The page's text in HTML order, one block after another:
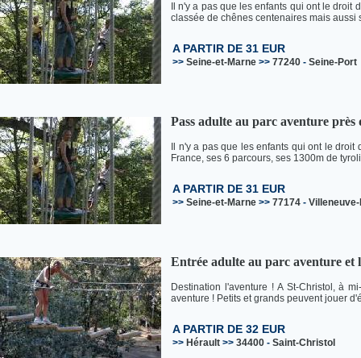
Il n'y a pas que les enfants qui ont le
classée de chênes centenaires mais aussi
A PARTIR DE 31 EUR
>> Seine-et-Marne >> 77240 - Seine-Port
Pass adulte au parc aventure près
Il n'y a pas que les enfants qui ont le
France, ses 6 parcours, ses 1300m de
A PARTIR DE 31 EUR
>> Seine-et-Marne >> 77174 -
Entrée adulte au parc aventure
Destination l'aventure ! A St-Christol, à
aventure ! Petits et grands peuvent jouer
A PARTIR DE 32 EUR
>> Hérault >> 34400 - Saint-Christol